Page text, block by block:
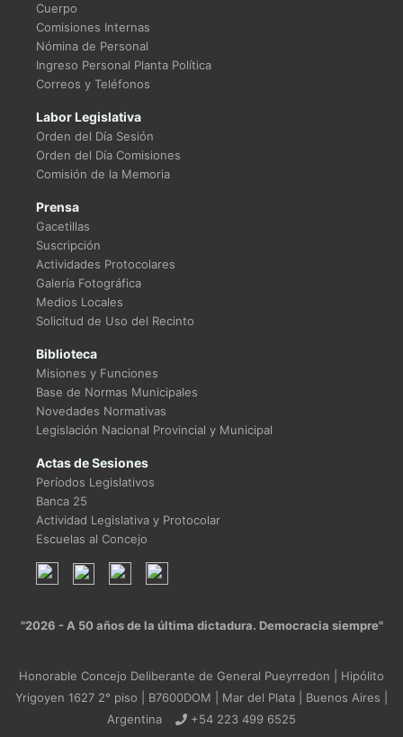
Cuerpo
Comisiones Internas
Nómina de Personal
Ingreso Personal Planta Política
Correos y Teléfonos
Labor Legislativa
Orden del Día Sesión
Orden del Día Comisiones
Comisión de la Memoria
Prensa
Gacetillas
Suscripción
Actividades Protocolares
Galería Fotográfica
Medios Locales
Solicitud de Uso del Recinto
Biblioteca
Misiones y Funciones
Base de Normas Municipales
Novedades Normativas
Legislación Nacional Provincial y Municipal
Actas de Sesiones
Períodos Legislativos
Banca 25
Actividad Legislativa y Protocolar
Escuelas al Concejo
"2026 - A 50 años de la última dictadura. Democracia siempre"
Honorable Concejo Deliberante de General Pueyrredon | Hipólito
Yrigoyen 1627 2° piso | B7600DOM | Mar del Plata | Buenos Aires |
Argentina
+54 223 499 6525